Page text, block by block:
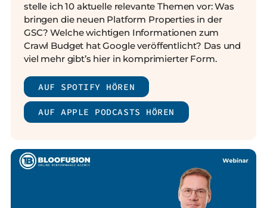
stelle ich 10 aktuelle relevante Themen vor: Was
bringen die neuen Platform Properties in der
GSC? Welche wichtigen Informationen zum
Crawl Budget hat Google veröffentlicht? Das und
viel mehr gibt’s hier in komprimierter Form.
AUF SPOTIFY HÖREN
AUF APPLE PODCASTS HÖREN